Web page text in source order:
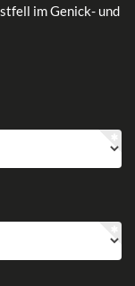
im Genick- und